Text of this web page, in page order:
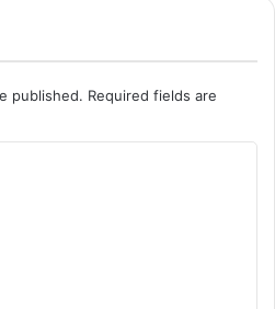
published. Required fields are